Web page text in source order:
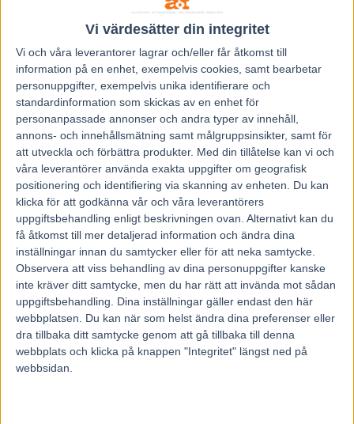
Vi värdesätter din integritet
Vi och våra leverantorer lagrar och/eller får åtkomst till
information på en enhet, exempelvis cookies, samt bearbetar
personuppgifter, exempelvis unika identifierare och
standardinformation som skickas av en enhet för
personanpassade annonser och andra typer av innehåll,
annons- och innehållsmätning samt målgruppsinsikter, samt för
att utveckla och förbättra produkter. Med din tillåtelse kan vi och
våra leverantörer använda exakta uppgifter om geografisk
positionering och identifiering via skanning av enheten. Du kan
klicka för att godkänna vår och våra leverantörers
uppgiftsbehandling enligt beskrivningen ovan. Alternativt kan du
få åtkomst till mer detaljerad information och ändra dina
inställningar innan du samtycker eller för att neka samtycke.
Observera att viss behandling av dina personuppgifter kanske
inte kräver ditt samtycke, men du har rätt att invända mot sådan
uppgiftsbehandling. Dina inställningar gäller endast den här
webbplatsen. Du kan när som helst ändra dina preferenser eller
dra tillbaka ditt samtycke genom att gå tillbaka till denna
webbplats och klicka på knappen "Integritet" längst ned på
webbsidan.
LD-2: 10 Bar Plombier
Min raka LD:2-10
Min roliga LD:
5-10
Lycka till!
Föregående artikel
Elitloppsklass i Jämtlands
Stora Pris
Nästa artikel
Roger Nilsson med en STOR
profil inför V86 4 maj 2014
RELATERADE ARTIKLAR